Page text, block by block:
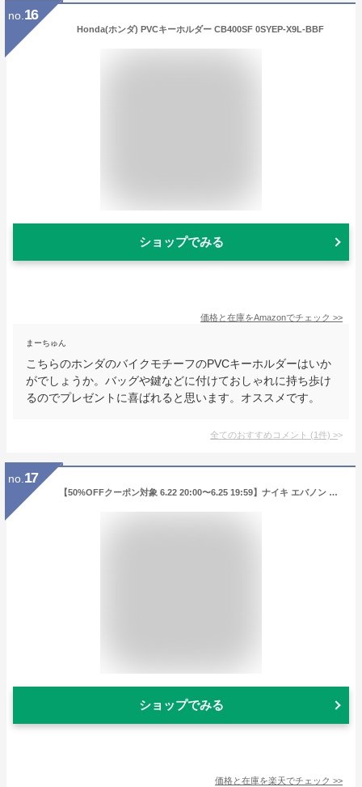
no. 16
Honda(ホンダ) PVCキーホルダー CB400SF 0SYEP-X9L-BBF
ショップでみる
価格と在庫をAmazonでチェック >>
まーちゅん
こちらのホンダのバイクモチーフのPVCキーホルダーはいか
がでしょうか。バッグや鍵などに付けておしゃれに持ち歩け
るのでプレゼントに喜ばれると思います。オススメです。
全てのおすすめコメント (1件) >
no. 17
【50%OFFクーポン対象 6.22 20:00〜6.25 19:59】ナイキ エバノン LOW NIKE シューズ ライフスタイル スニーカー Sportswear メンズ スポーツ カジュアル ローカット 白 靴 aq1775-100 アウトドア 通勤 黒 ギフト
ショップでみる
価格と在庫を楽天でチェック >>